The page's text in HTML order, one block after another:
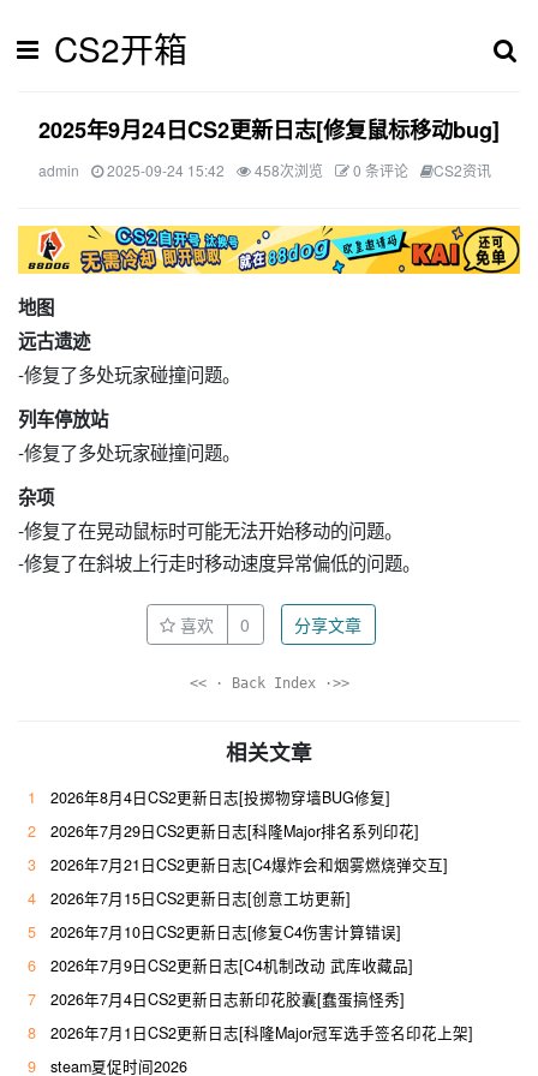
CS2开箱
2025年9月24日CS2更新日志[修复鼠标移动bug]
admin 2025-09-24 15:42 458次浏览 0 条评论 CS2资讯
地图
远古遗迹
-修复了多处玩家碰撞问题。
列车停放站
-修复了多处玩家碰撞问题。
杂项
-修复了在晃动鼠标时可能无法开始移动的问题。
-修复了在斜坡上行走时移动速度异常偏低的问题。
喜欢 0 分享文章
<< · Back Index ·>>
相关文章
1
2026年8月4日CS2更新日志[投掷物穿墙BUG修复]
2
2026年7月29日CS2更新日志[科隆Major排名系列印花]
3
2026年7月21日CS2更新日志[C4爆炸会和烟雾燃烧弹交互]
4
2026年7月15日CS2更新日志[创意工坊更新]
5
2026年7月10日CS2更新日志[修复C4伤害计算错误]
6
2026年7月9日CS2更新日志[C4机制改动 武库收藏品]
7
2026年7月4日CS2更新日志新印花胶囊[蠢蛋搞怪秀]
8
2026年7月1日CS2更新日志[科隆Major冠军选手签名印花上架]
9
steam夏促时间2026